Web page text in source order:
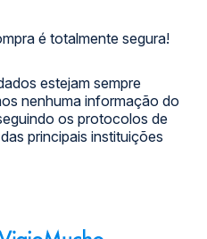
é totalmente segura!
estejam sempre
nenhuma informação do
os protocolos de
principais instituições